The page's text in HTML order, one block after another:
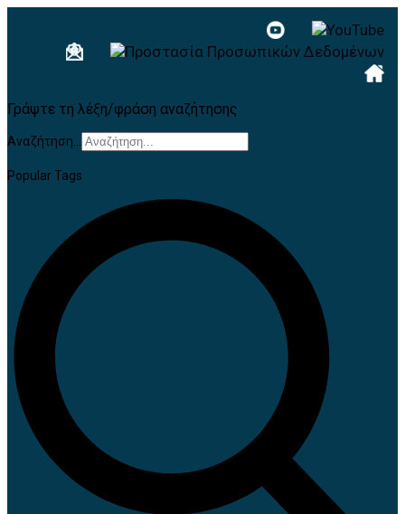
Γράψτε τη λέξη/φράση αναζήτησης
Αναζήτηση...
Popular Tags